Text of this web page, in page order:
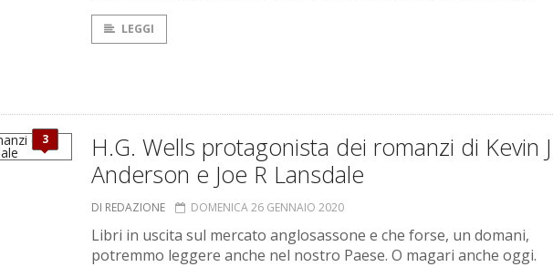
LEGGI
3
H.G. Wells protagonista dei romanzi di Kevin J
Anderson e Joe R Lansdale
DI REDAZIONE DOMENICA 26 GENNAIO 2020
Libri in uscita sul mercato anglosassone e che forse, un domani,
potremmo leggere anche nel nostro Paese. O magari anche oggi.